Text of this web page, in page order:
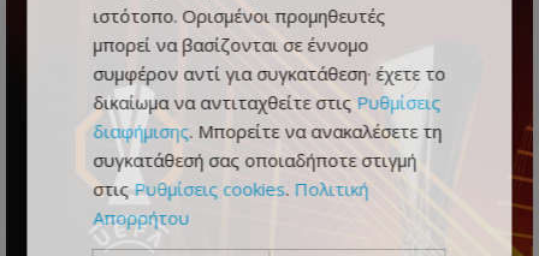
ιστότοπο. Ορισμένοι προμηθευτές
μπορεί να βασίζονται σε έννομο
συμφέρον αντί για συγκατάθεση· έχετε το
δικαίωμα να αντιταχθείτε στις Ρυθμίσεις
διαφήμισης. Μπορείτε να ανακαλέσετε τη
συγκατάθεσή σας οποιαδήποτε στιγμή
στις Ρυθμίσεις cookies. Πολιτική
Απορρήτου